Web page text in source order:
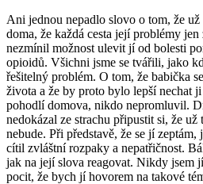
Ani jednou nepadlo slovo o tom, že
doma, že každá cesta její problémy
nezmínil možnost ulevit jí od bolesti
opioidů. Všichni jsme se tvářili, jako
řešitelný problém. O tom, že babička
života a že by proto bylo lepší nechat
pohodlí domova, nikdo nepromluvil.
nedokázal ze strachu připustit si, že už
nebude. Při představě, že se jí
cítil zvláštní rozpaky a nepatřičnost.
jak na její slova reagovat. Nikdy jsem
pocit, že bych jí hovorem na takové